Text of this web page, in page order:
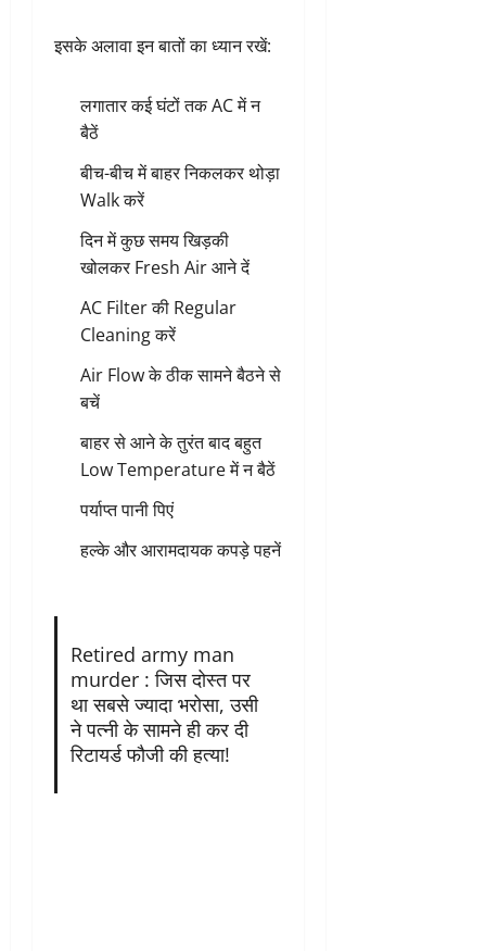
इसके अलावा इन बातों का ध्यान रखें:
लगातार कई घंटों तक AC में न
बैठें
बीच-बीच में बाहर निकलकर थोड़ा
Walk करें
दिन में कुछ समय खिड़की
खोलकर Fresh Air आने दें
AC Filter की Regular
Cleaning करें
Air Flow के ठीक सामने बैठने से
बचें
बाहर से आने के तुरंत बाद बहुत
Low Temperature में न बैठें
पर्याप्त पानी पिएं
हल्के और आरामदायक कपड़े पहनें
Retired army man
murder : जिस दोस्त पर
था सबसे ज्यादा भरोसा, उसी
ने पत्नी के सामने ही कर दी
रिटायर्ड फौजी की हत्या!